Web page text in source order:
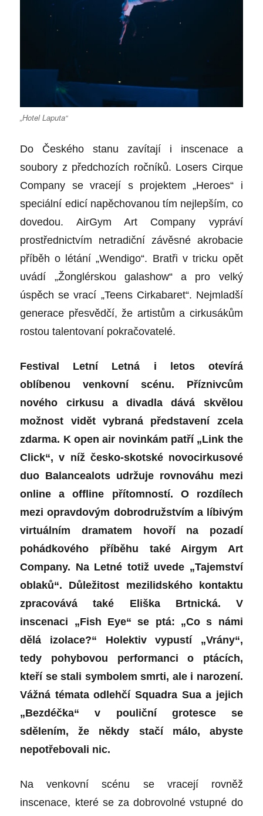
„Hotel Laputa“
Do Českého stanu zavítají i inscenace a
soubory z předchozích ročníků. Losers Cirque
Company se vracejí s projektem „Heroes“ i
speciální edicí napěchovanou tím nejlepším, co
dovedou. AirGym Art Company vypráví
prostřednictvím netradiční závěsné akrobacie
příběh o létání „Wendigo“. Bratři v tricku opět
uvádí „Žonglérskou galashow“ a pro velký
úspěch se vrací „Teens Cirkabaret“. Nejmladší
generace přesvědčí, že artistům a cirkusákům
rostou talentovaní pokračovatelé.
Festival Letní Letná i letos otevírá
oblíbenou venkovní scénu. Příznivcům
nového cirkusu a divadla dává skvělou
možnost vidět vybraná představení zcela
zdarma. K open air novinkám patří „Link the
Click“, v níž česko-skotské novocirkusové
duo Balancealots udržuje rovnováhu mezi
online a offline přítomností. O rozdílech
mezi opravdovým dobrodružstvím a líbivým
virtuálním dramatem hovoří na pozadí
pohádkového příběhu také Airgym Art
Company. Na Letné totiž uvede „Tajemství
oblaků“. Důležitost mezilidského kontaktu
zpracovává také Eliška Brtnická. V
inscenaci „Fish Eye“ se ptá: „Co s námi
dělá izolace?“ Holektiv vypustí „Vrány“,
tedy pohybovou performanci o ptácích,
kteří se stali symbolem smrti, ale i narození.
Vážná témata odlehčí Squadra Sua a jejich
„Bezdéčka“ v pouliční grotesce se
sdělením, že někdy stačí málo, abyste
nepotřebovali nic.
Na venkovní scénu se vracejí rovněž
inscenace, které se za dobrovolné vstupné do